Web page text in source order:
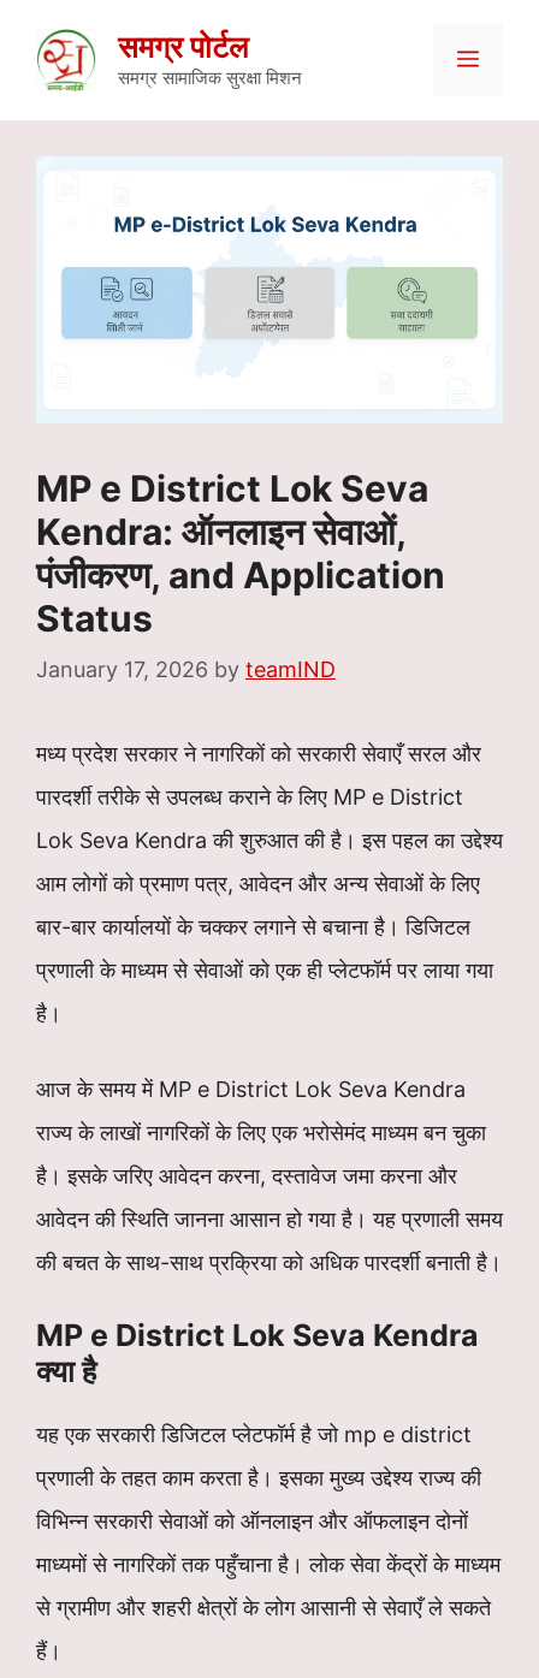
समग्र पोर्टल
समग्र सामाजिक सुरक्षा मिशन
Menu
MP e District Lok Seva
Kendra: ऑनलाइन सेवाओं,
पंजीकरण, and Application
Status
January 17, 2026 by teamIND
मध्य प्रदेश सरकार ने नागरिकों को सरकारी सेवाएँ सरल और
पारदर्शी तरीके से उपलब्ध कराने के लिए MP e District
Lok Seva Kendra की शुरुआत की है। इस पहल का उद्देश्य
आम लोगों को प्रमाण पत्र, आवेदन और अन्य सेवाओं के लिए
बार-बार कार्यालयों के चक्कर लगाने से बचाना है। डिजिटल
प्रणाली के माध्यम से सेवाओं को एक ही प्लेटफॉर्म पर लाया गया
है।
आज के समय में MP e District Lok Seva Kendra
राज्य के लाखों नागरिकों के लिए एक भरोसेमंद माध्यम बन चुका
है। इसके जरिए आवेदन करना, दस्तावेज जमा करना और
आवेदन की स्थिति जानना आसान हो गया है। यह प्रणाली समय
की बचत के साथ-साथ प्रक्रिया को अधिक पारदर्शी बनाती है।
MP e District Lok Seva Kendra
क्या है
यह एक सरकारी डिजिटल प्लेटफॉर्म है जो mp e district
प्रणाली के तहत काम करता है। इसका मुख्य उद्देश्य राज्य की
विभिन्न सरकारी सेवाओं को ऑनलाइन और ऑफलाइन दोनों
माध्यमों से नागरिकों तक पहुँचाना है। लोक सेवा केंद्रों के माध्यम
से ग्रामीण और शहरी क्षेत्रों के लोग आसानी से सेवाएँ ले सकते
हैं।